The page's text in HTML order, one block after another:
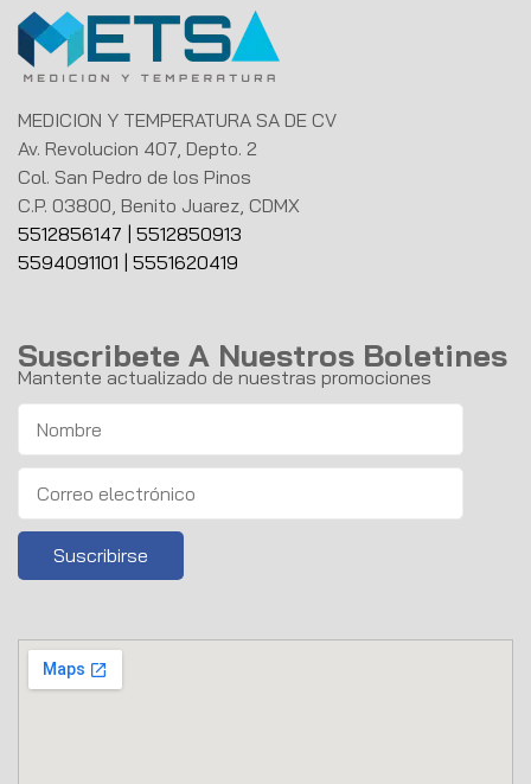
MEDICION Y TEMPERATURA SA DE CV
Av. Revolucion 407, Depto. 2
Col. San Pedro de los Pinos
C.P. 03800, Benito Juarez, CDMX
5512856147
5512850913
5594091101
5551620419
Suscribete A Nuestros Boletines
Mantente actualizado de nuestras promociones